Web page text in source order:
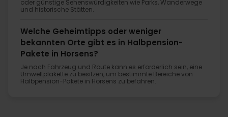
oder günstige Sehenswürdigkeiten wie Parks, Wanderwege
und historische Stätten.
Welche Geheimtipps oder weniger
bekannten Orte gibt es in Halbpension-
Pakete in Horsens?
Je nach Fahrzeug und Route kann es erforderlich sein, eine
Umweltplakette zu besitzen, um bestimmte Bereiche von
Halbpension-Pakete in Horsens zu befahren.